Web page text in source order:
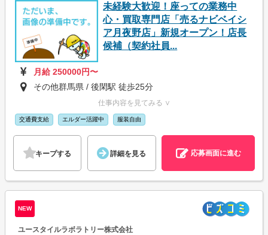
未経験大歓迎！座っての業務中
心・買取専門店「売るナビベイシ
ア月夜野店」新規オープン！店長
候補（契約社員...
月給 250000円〜
その他群馬県 / 後閑駅 徒歩25分
仕事内容を見てみる ∨
交通費支給 エルダー活躍中 服装自由
キープする 詳細を見る 応募画面に進む
NEW
ユースタイルラボラトリー株式会社